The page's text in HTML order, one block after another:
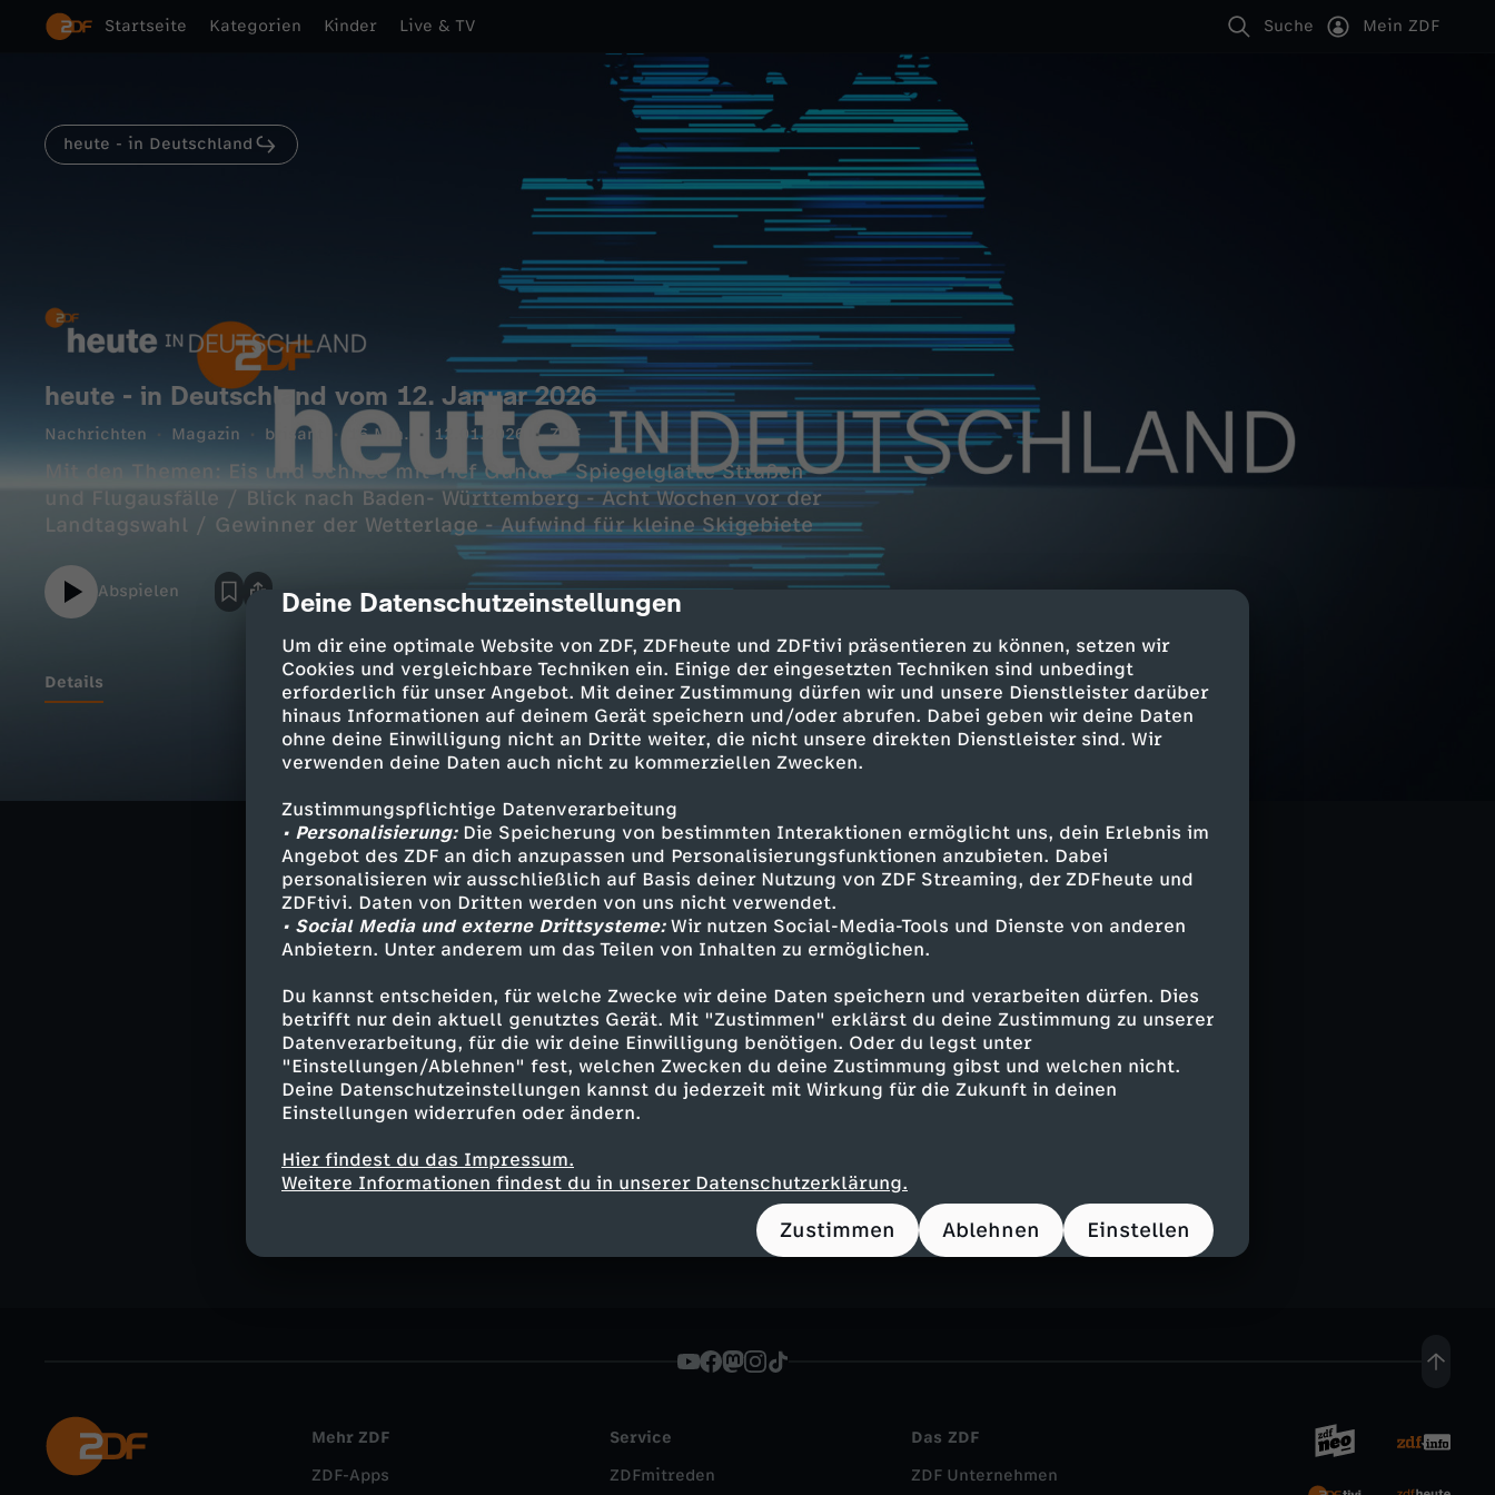
cmp-dialog-description
Deine Datenschutzeinstellungen
Um dir eine optimale Website von ZDF, ZDFheute und ZDFtivi präsentieren zu können, setzen wir
Cookies und vergleichbare Techniken ein. Einige der eingesetzten Techniken sind unbedingt
erforderlich für unser Angebot. Mit deiner Zustimmung dürfen wir und unsere Dienstleister darüber
hinaus Informationen auf deinem Gerät speichern und/oder abrufen. Dabei geben wir deine Daten
ohne deine Einwilligung nicht an Dritte weiter, die nicht unsere direkten Dienstleister sind. Wir
verwenden deine Daten auch nicht zu kommerziellen Zwecken.
Zustimmungspflichtige Datenverarbeitung
• Personalisierung:Die Speicherung von bestimmten Interaktionen ermöglicht uns, dein Erlebnis im
Angebot des ZDF an dich anzupassen und Personalisierungsfunktionen anzubieten. Dabei
personalisieren wir ausschließlich auf Basis deiner Nutzung von ZDF Streaming, der ZDFheute und
ZDFtivi. Daten von Dritten werden von uns nicht verwendet.
• Social Media und externe Drittsysteme:Wir nutzen Social-Media-Tools und Dienste von anderen
Anbietern. Unter anderem um das Teilen von Inhalten zu ermöglichen.
Du kannst entscheiden, für welche Zwecke wir deine Daten speichern und verarbeiten dürfen. Dies
betrifft nur dein aktuell genutztes Gerät. Mit "Zustimmen" erklärst du deine Zustimmung zu unserer
Datenverarbeitung, für die wir deine Einwilligung benötigen. Oder du legst unter
"Einstellungen/Ablehnen" fest, welchen Zwecken du deine Zustimmung gibst und welchen nicht.
Deine Datenschutzeinstellungen kannst du jederzeit mit Wirkung für die Zukunft in deinen
Einstellungen widerrufen oder ändern.
Hier findest du das Impressum.
Weitere Informationen findest du in unserer Datenschutzerklärung.
Zustimmen Ablehnen Einstellen
Startseite Kategorien Kinder Live & TV Suche Mein ZDF
heute - in Deutschland
heute - in Deutschland vom 12. Januar 2026
Nachrichten Magazin brisant 16 Min. 12.01.2026 ZDF
Mit den Themen: Eis und Schnee mit Tief Gunda - Spiegelglatte Straßen
und Flugausfälle / Blick nach Baden- Württemberg - Acht Wochen vor der
Landtagswahl / Gewinner der Wetterlage - Aufwind für kleine Skigebiete
Abspielen
Details
Tief Gunda: Eis und Schnee
Blick nach Baden-Württemberg
Acht Wochen vor der Landtagswahl
Gewinner der Wetterlage
Aufwind für kleine Skigebiete
Moderation:
Yve Fehring
Ähnliche Inhalte entdecken
Nachrichten Magazin brisant heute - in Deutschland
Mehr ZDF
ZDF-Apps
Service
ZDFmitreden
Das ZDF
ZDF Unternehmen